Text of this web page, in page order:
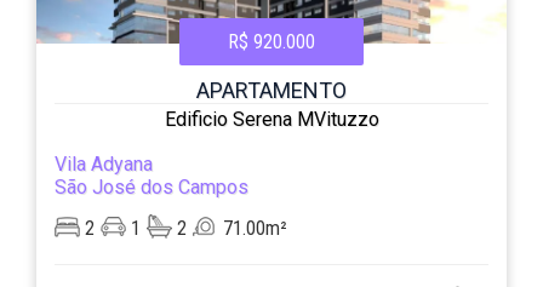
R$ 920.000
APARTAMENTO
Edificio Serena MVituzzo
Vila Adyana
São José dos Campos
2
1 2 71.00m²